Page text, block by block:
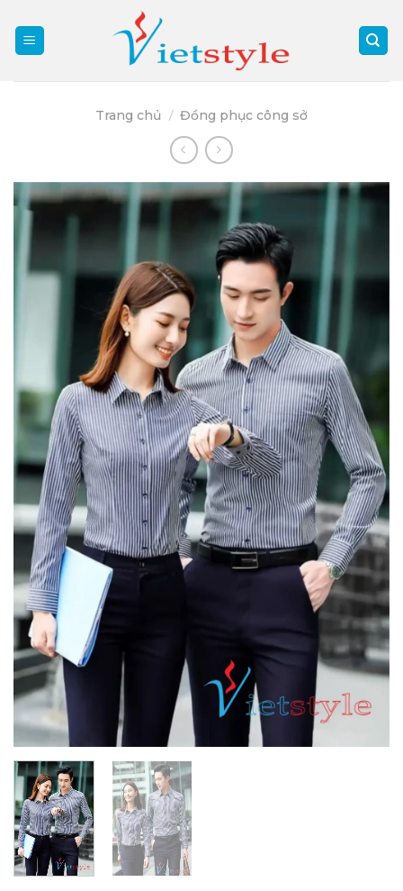
content
Trang chủ / Đồng phục công sở